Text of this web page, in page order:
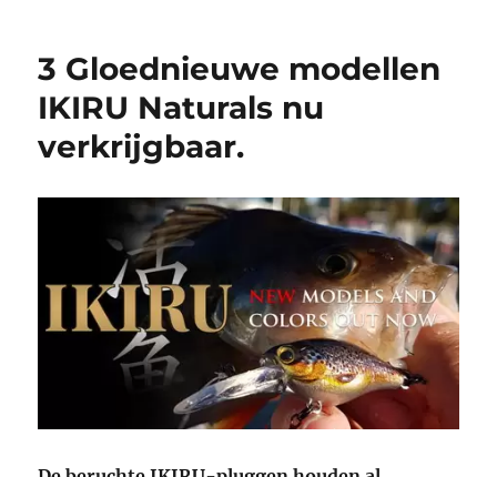
3 Gloednieuwe modellen
IKIRU Naturals nu
verkrijgbaar.